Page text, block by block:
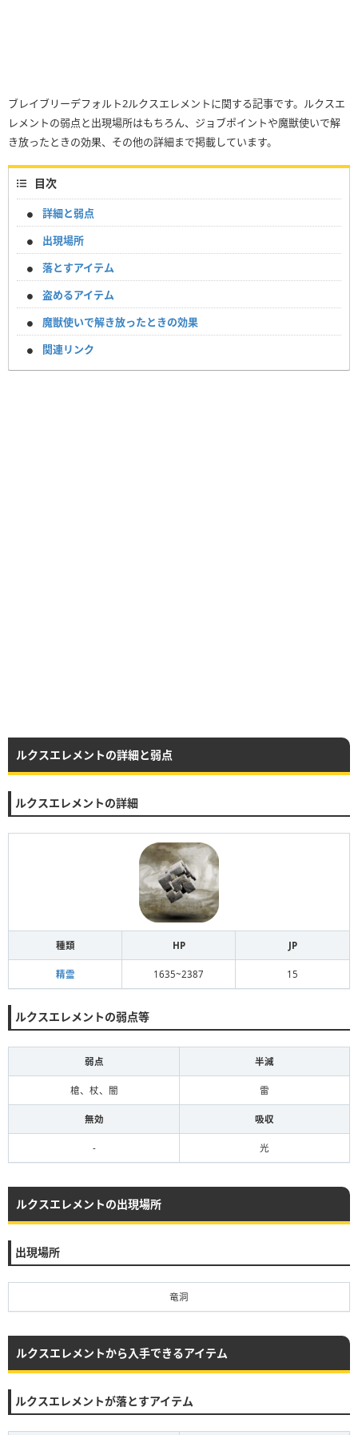
ブレイブリーデフォルト2ルクスエレメントに関する記事です。ルクスエ
レメントの弱点と出現場所はもちろん、ジョブポイントや魔獣使いで解
き放ったときの効果、その他の詳細まで掲載しています。
目次
詳細と弱点
出現場所
落とすアイテム
盗めるアイテム
魔獣使いで解き放ったときの効果
関連リンク
ルクスエレメントの詳細と弱点
ルクスエレメントの詳細
種類 HP JP
精霊 1635~2387 15
ルクスエレメントの弱点等
弱点 半減
槍、杖、闇 雷
無効 吸収
- 光
ルクスエレメントの出現場所
出現場所
竜洞
ルクスエレメントから入手できるアイテム
ルクスエレメントが落とすアイテム